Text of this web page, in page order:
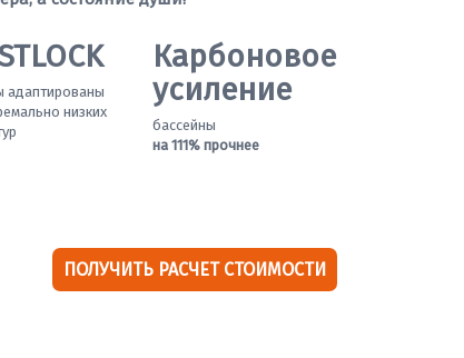
адаптированы
низких
Карбоновое
усиление
бассейны
на 111% прочнее
ПОЛУЧИТЬ РАСЧЕТ СТОИМОСТИ